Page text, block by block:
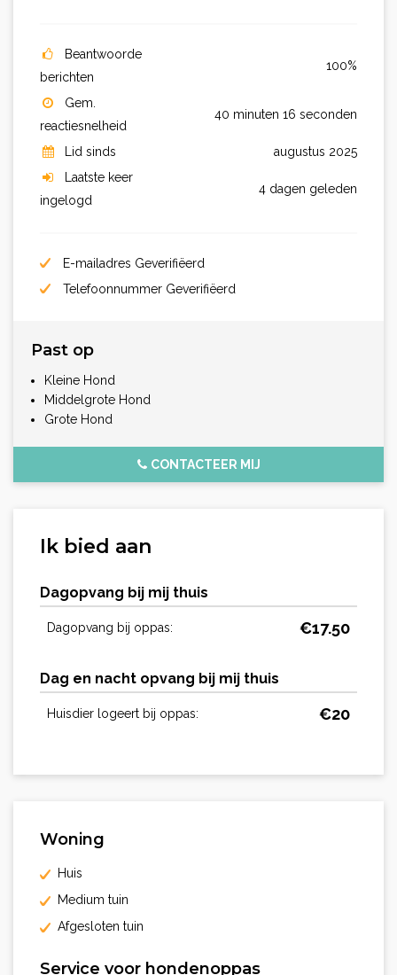
Beantwoorde
berichten
100%
Gem.
reactiesnelheid
40 minuten 16 seconden
Lid sinds
augustus 2025
Laatste keer
ingelogd
4 dagen geleden
E-mailadres Geverifiëerd
Telefoonnummer Geverifiëerd
Past op
Kleine Hond
Middelgrote Hond
Grote Hond
CONTACTEER MIJ
Ik bied aan
Dagopvang bij mij thuis
Dagopvang bij oppas: €17.50
Dag en nacht opvang bij mij thuis
Huisdier logeert bij oppas: €20
Woning
Huis
Medium tuin
Afgesloten tuin
Service voor hondenoppas